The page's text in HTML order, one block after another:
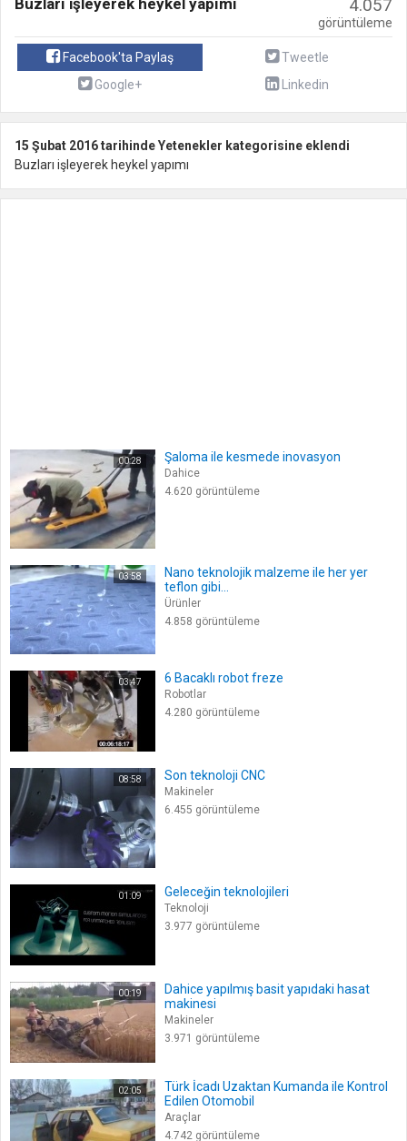
Buzları işleyerek heykel yapımı 4.057
görüntüleme
Facebook'ta Paylaş
Tweetle
Google+
Linkedin
15 Şubat 2016 tarihinde Yetenekler kategorisine eklendi
Buzları işleyerek heykel yapımı
00:28 Şaloma ile kesmede inovasyon
Dahice
4.620 görüntüleme
03:58
Nano teknolojik malzeme ile her yer
teflon gibi...
Ürünler
4.858 görüntüleme
03:47 6 Bacaklı robot freze
Robotlar
4.280 görüntüleme
08:58 Son teknoloji CNC
Makineler
6.455 görüntüleme
01:09 Geleceğin teknolojileri
Teknoloji
3.977 görüntüleme
00:19
Dahice yapılmış basit yapıdaki hasat
makinesi
Makineler
3.971 görüntüleme
02:05
Türk İcadı Uzaktan Kumanda ile Kontrol
Edilen Otomobil
Araçlar
4.742 görüntüleme